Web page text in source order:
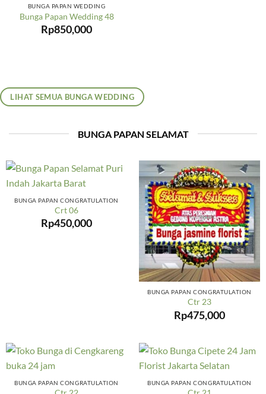
BUNGA PAPAN WEDDING
Bunga Papan Wedding 48
Rp850,000
LIHAT SEMUA BUNGA WEDDING
BUNGA PAPAN SELAMAT
BUNGA PAPAN CONGRATULATION
Crt 06
Rp450,000
BUNGA PAPAN CONGRATULATION
Ctr 23
Rp475,000
BUNGA PAPAN CONGRATULATION BUNGA PAPAN CONGRATULATION